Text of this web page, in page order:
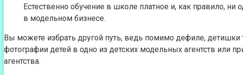
Естественно обучение в школе платное и, как правило,
в модельном бизнесе.
Вы можете избрать другой путь, ведь помимо дефиле, детишки
фотографии детей в одно из детских модельных агентств или
агентства.